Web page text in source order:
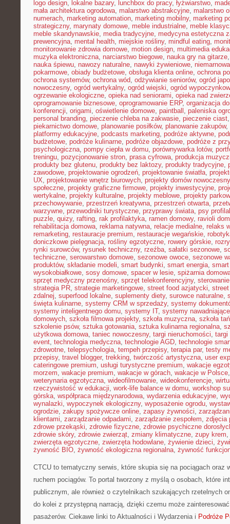
logo design, lokalne bazary, lunchbox do pracy, łyżwiarstwo,
mała architektura ogrodowa, malarstwo abstrakcyjne, malarstwo
numerach, marketing automation, marketing mobilny, marketing
strategiczny, marynaty domowe, meble industrialne, meble
meble skandynawskie, media tradycyjne, medycyna estetyczna
prewencyjna, mental health, miejskie rośliny, mindful eating,
monitorowanie zdrowia domowe, motion design, multimedia
muzyka elektroniczna, narciarstwo biegowe, nauka gry na gitarze
nauka śpiewu, nawozy naturalne, nawyki żywieniowe,
pokarmowe, obiady budżetowe, obsługa klienta online, ochrona
ochrona systemów, ochrona wód, odżywianie seniorów, ogród
nowoczesny, ogród wertykalny, ogród wiejski, ogród
ogrzewanie ekologiczne, opieka nad seniorami, opieka nad
oprogramowanie biznesowe, oprogramowanie ERP, organizacja
konferencji, origami, oświetlenie domowe, paintball , paleniska
personal branding, pieczenie chleba na zakwasie, pieczenie ciast
piekarnictwo domowe, planowanie posiłków, planowanie zakupów,
platformy edukacyjne, podcasts marketing, podróże aktywne,
budżetowe, podróże kulinarne, podróże objazdowe, podróże z
psychologiczna, pompy ciepła w domu, porównywarka lotów,
treningu, pozycjonowanie stron, prasa cyfrowa, produkcja
produkty bez glutenu, produkty bez laktozy, produkty tradycyjne,
zawodowe, projektowanie ogrodzeń, projektowanie światła,
UX, projektowanie wnętrz biurowych, projekty domów
społeczne, projekty graficzne firmowe, projekty inwestycyjne,
wertykalne, projekty kulturalne, projekty meblowe, projekty
przechowywanie, przestrzeń kreatywna, przestrzeń otwarta,
warzywne, przewodniki turystyczne, przyprawy świata, psy
puzzle, quizy, rafting, rak profilaktyka, ramen domowy, ravioli
rehabilitacja domowa, reklama natywna, relacje medialne, relaks
remarketing, restauracje premium, restauracje wegańskie,
doniczkowe pielęgnacja, rośliny egzotyczne, rowery górskie,
rynki surowców, rysunek techniczny, rzeźba, sałatki sezonowe,
techniczne, serowarstwo domowe, sezonowe owoce, sezonowe
produktów, składanie modeli, smart budynki, smart energia,
wysokobiałkowe, sosy domowe, spacer w lesie, spiżarnia
sprzęt medyczny przenośny, sprzęt telekonferencyjny,
strategia PR, strategie marketingowe, street food azjatycki, street
zdalnej, superfood lokalne, suplementy diety, surowce naturalne,
święta kulinarne, systemy CRM w sprzedaży, systemy
systemy inteligentnego domu, systemy IT, systemy nawadniające
domowych, szkoła filmowa projekty, szkoła muzyczna, szkoła
szkolenie psów, sztuka gotowania, sztuka kulinarna regionalna,
użytkowa domowa, taniec nowoczesny, targi nieruchomości, targi
event, technologia medyczna, technologie AGD, technologie
zdrowotne, telepsychologia, tempeh przepisy, terapia par, testy
przepisy, travel blogger, trekking, twórczość artystyczna, user
cateringowe premium, usługi turystyczne premium, wakacje
morzem, wakacje premium, wakacje w górach, wakacje w Polsce
weterynaria egzotyczna, wideofilmowanie, wideokonferencje,
rzeczywistość w edukacji, work-life balance w domu, workshop
górska, współpraca międzynarodowa, wydarzenia edukacyjne,
wynalazki, wypoczynek ekologiczny, wyposażenie ogrodu,
ogrodzie, zakupy spożywcze online, zapasy żywności,
klientami, zarządzanie odpadami, zarządzanie zespołem, zdjęcia
zdrowe przekąski, zdrowie fizyczne, zdrowie psychiczne
zdrowie skóry, zdrowie zwierząt, zmiany klimatyczne, zupy krem,
zwierzęta egzotyczne, zwierzęta hodowlane, żywienie dzieci,
żywność BIO, żywność ekologiczna regionalna, żywność
CTCU to tematyczny serwis, które skupia się na pociągach oraz
ruchem pociągów. To portal tworzony z myślą o osobach, które
publicznym, ale również o czytelnikach szukających rzetelnych
do kolei z przystępną narracją, dzięki czemu może
pasażerów. Ciekawe linki to Aktualności i Wydarzenia i Podróże